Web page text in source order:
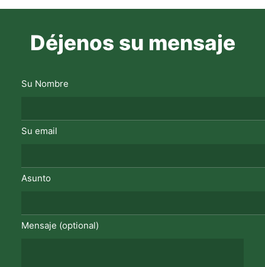
Déjenos su mensaje
Su Nombre
Su email
Asunto
Mensaje (optional)